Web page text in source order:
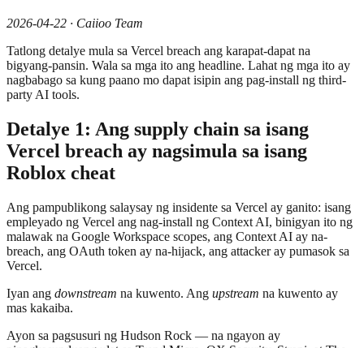
2026-04-22 · Caiioo Team
Tatlong detalye mula sa Vercel breach ang karapat-dapat na
bigyang-pansin. Wala sa mga ito ang headline. Lahat ng mga ito ay
nagbabago sa kung paano mo dapat isipin ang pag-install ng third-
party AI tools.
Detalye 1: Ang supply chain sa isang
Vercel breach ay nagsimula sa isang
Roblox cheat
Ang pampublikong salaysay ng insidente sa Vercel ay ganito: isang
empleyado ng Vercel ang nag-install ng Context AI, binigyan ito ng
malawak na Google Workspace scopes, ang Context AI ay na-
breach, ang OAuth token ay na-hijack, ang attacker ay pumasok sa
Vercel.
Iyan ang downstream na kuwento. Ang upstream na kuwento ay
mas kakaiba.
Ayon sa pagsusuri ng Hudson Rock — na ngayon ay